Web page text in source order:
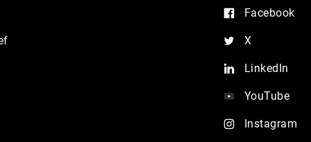
Facebook
X
LinkedIn
YouTube
Instagram